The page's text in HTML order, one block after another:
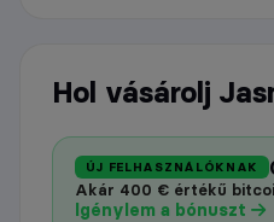
Hol vásárolj
ÚJ FELHASZNÁLÓKNAK
Akár 400 € értékű
Igénylem a bónuszt